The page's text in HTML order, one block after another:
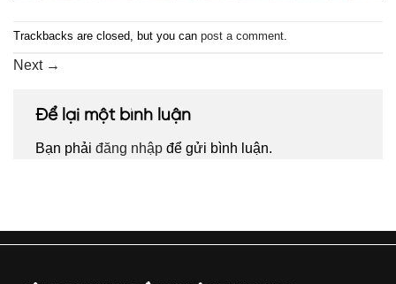
Trackbacks are closed, but you can post a comment.
Next →
Để lại một bình luận
Bạn phải đăng nhập để gửi bình luận.